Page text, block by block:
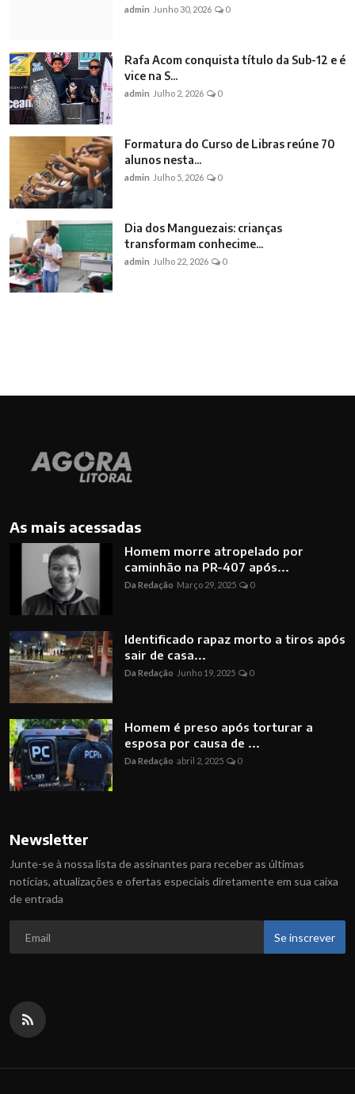
admin Junho 30, 2026 0
Rafa Acom conquista título da Sub-12 e é
vice na S...
admin Julho 2, 2026 0
Formatura do Curso de Libras reúne 70
alunos nesta...
admin Julho 5, 2026 0
Dia dos Manguezais: crianças
transformam conhecime...
admin Julho 22, 2026 0
As mais acessadas
Homem morre atropelado por
caminhão na PR-407 após...
Da Redação Março 29, 2025 0
Identificado rapaz morto a tiros após
sair de casa...
Da Redação Junho 19, 2025 0
Homem é preso após torturar a
esposa por causa de ...
Da Redação abril 2, 2025 0
Newsletter
Junte-se à nossa lista de assinantes para receber as últimas
notícias, atualizações e ofertas especiais diretamente em sua caixa
de entrada
Se inscrever